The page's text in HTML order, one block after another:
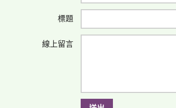
標題
線上留言